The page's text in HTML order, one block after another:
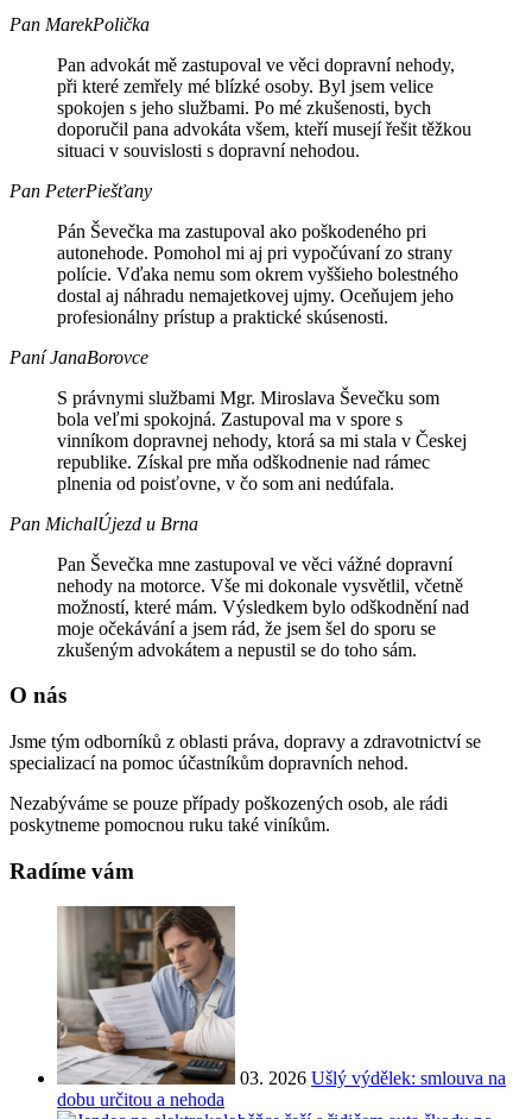
Pan MarekPolička
Pan advokát mě zastupoval ve věci dopravní nehody,
při které zemřely mé blízké osoby. Byl jsem velice
spokojen s jeho službami. Po mé zkušenosti, bych
doporučil pana advokáta všem, kteří musejí řešit těžkou
situaci v souvislosti s dopravní nehodou.
Pan PeterPiešťany
Pán Ševečka ma zastupoval ako poškodeného pri
autonehode. Pomohol mi aj pri vypočúvaní zo strany
polície. Vďaka nemu som okrem vyššieho bolestného
dostal aj náhradu nemajetkovej ujmy. Oceňujem jeho
profesionálny prístup a praktické skúsenosti.
Paní JanaBorovce
S právnymi službami Mgr. Miroslava Ševečku som
bola veľmi spokojná. Zastupoval ma v spore s
vinníkom dopravnej nehody, ktorá sa mi stala v Českej
republike. Získal pre mňa odškodnenie nad rámec
plnenia od poisťovne, v čo som ani nedúfala.
Pan MichalÚjezd u Brna
Pan Ševečka mne zastupoval ve věci vážné dopravní
nehody na motorce. Vše mi dokonale vysvětlil, včetně
možností, které mám. Výsledkem bylo odškodnění nad
moje očekávání a jsem rád, že jsem šel do sporu se
zkušeným advokátem a nepustil se do toho sám.
O nás
Jsme tým odborníků z oblasti práva, dopravy a zdravotnictví se
specializací na pomoc účastníkům dopravních nehod.
Nezabýváme se pouze případy poškozených osob, ale rádi
poskytneme pomocnou ruku také viníkům.
Radíme vám
03. 2026 Ušlý výdělek: smlouva na
dobu určitou a nehoda